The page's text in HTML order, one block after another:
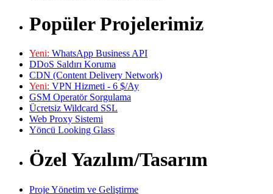
Popüler Projelerimiz
Yeni: WhatsApp Business API
DDoS Saldırı Koruma
CDN (Content Delivery Network)
Yeni: VPN Hizmeti - 6 $/Ay
GSM Operatör Sorgulama
Ücretsiz Wildcard SSL
Web Proxy Sistemi
Yöncü Looking Glass
Özel Yazılım/Tasarım
Proje Yönetim ve Geliştirme